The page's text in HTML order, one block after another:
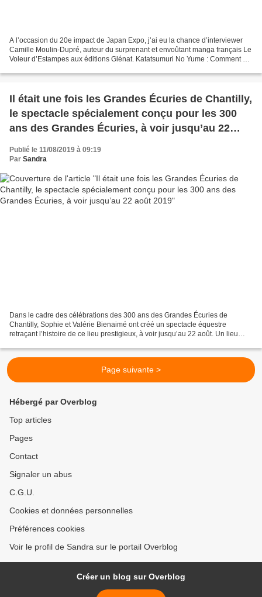
A l’occasion du 20e impact de Japan Expo, j’ai eu la chance d’interviewer
Camille Moulin-Dupré, auteur du surprenant et envoûtant manga français Le
Voleur d’Estampes aux éditions Glénat. Katatsumuri No Yume : Comment est
Il était une fois les Grandes Écuries de Chantilly,
le spectacle spécialement conçu pour les 300
ans des Grandes Écuries, à voir jusqu’au 22
Publié le 11/08/2019 à 09:19
Par Sandra
Dans le cadre des célébrations des 300 ans des Grandes Écuries de
Chantilly, Sophie et Valérie Bienaimé ont créé un spectacle équestre
retraçant l’histoire de ce lieu prestigieux, à voir jusqu’au 22 août. Un lieu
Page suivante >
Hébergé par Overblog
Top articles
Pages
Contact
Signaler un abus
C.G.U.
Cookies et données personnelles
Préférences cookies
Voir le profil de Sandra sur le portail Overblog
Créer un blog sur Overblog